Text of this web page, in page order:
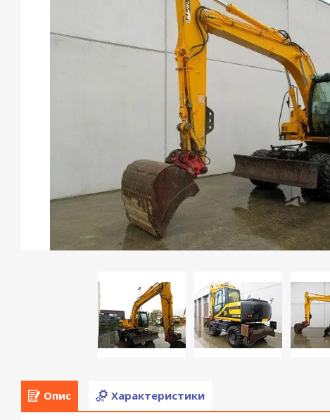
Опис Характеристики